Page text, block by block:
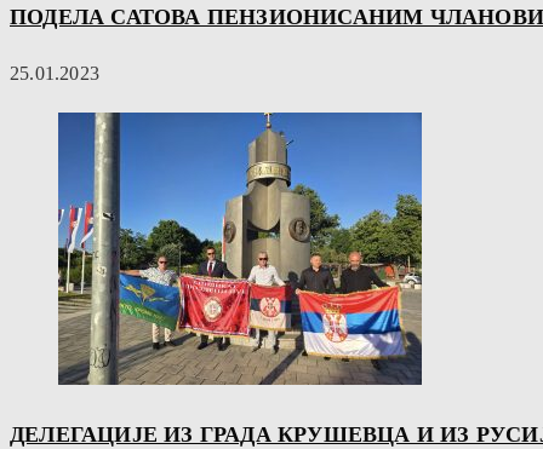
ПОДЕЛА САТОВА ПЕНЗИОНИСАНИМ
25.01.2023
ДЕЛЕГАЦИЈЕ ИЗ ГРАДА КРУШЕВЦА И ИЗ